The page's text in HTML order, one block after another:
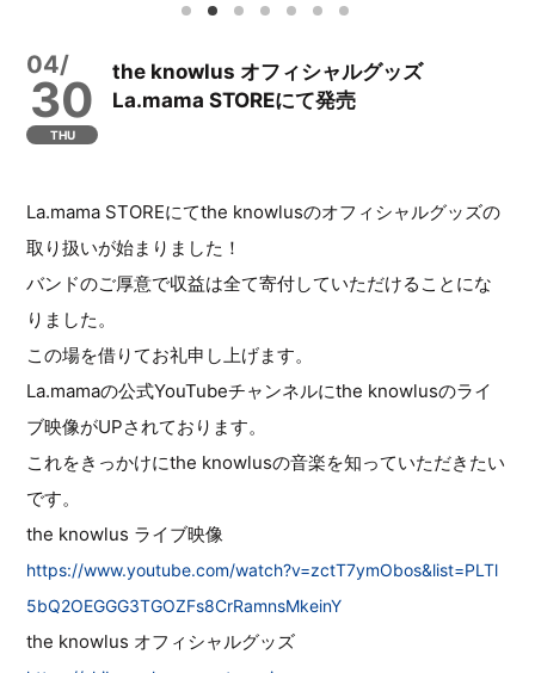
04/
30
THU
the knowlus オフィシャルグッズ
La.mama STOREにて発売
La.mama STOREにてthe knowlusのオフィシャルグッズの
取り扱いが始まりました！
バンドのご厚意で収益は全て寄付していただけることにな
りました。
この場を借りてお礼申し上げます。
La.mamaの公式YouTubeチャンネルにthe knowlusのライ
ブ映像がUPされております。
これをきっかけにthe knowlusの音楽を知っていただきたい
です。
the knowlus ライブ映像
https://www.youtube.com/watch?v=zctT7ymObos&list=PLTl
5bQ2OEGGG3TGOZFs8CrRamnsMkeinY
the knowlus オフィシャルグッズ